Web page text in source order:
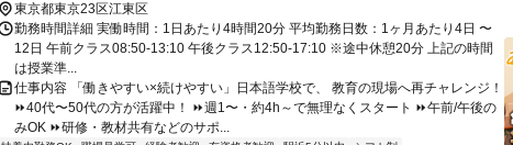
東京都東京23区江東区
勤務時間詳細 実働時間：1日あたり4時間20分 平均勤務日数：1ヶ月あたり4日 〜
12日 午前クラス08:50-13:10 午後クラス12:50-17:10 ※途中休憩20分 上記の時間
は授業準...
仕事内容 「働きやすい×続けやすい」日本語学校で、 教育の現場へ再チャレンジ！
⏩40代〜50代の方が活躍中！ ⏩週1〜・約4h～で無理なくスタート ⏩午前/午後の
みOK ⏩研修・教材共有などのサポ...